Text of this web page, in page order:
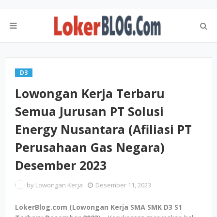
D3
Lowongan Kerja Terbaru
Semua Jurusan PT Solusi
Energy Nusantara (Afiliasi PT
Perusahaan Gas Negara)
Desember 2023
by Lowongan Kerja Desember 11, 2023
LokerBlog.com (Lowongan Kerja SMA SMK D3 S1